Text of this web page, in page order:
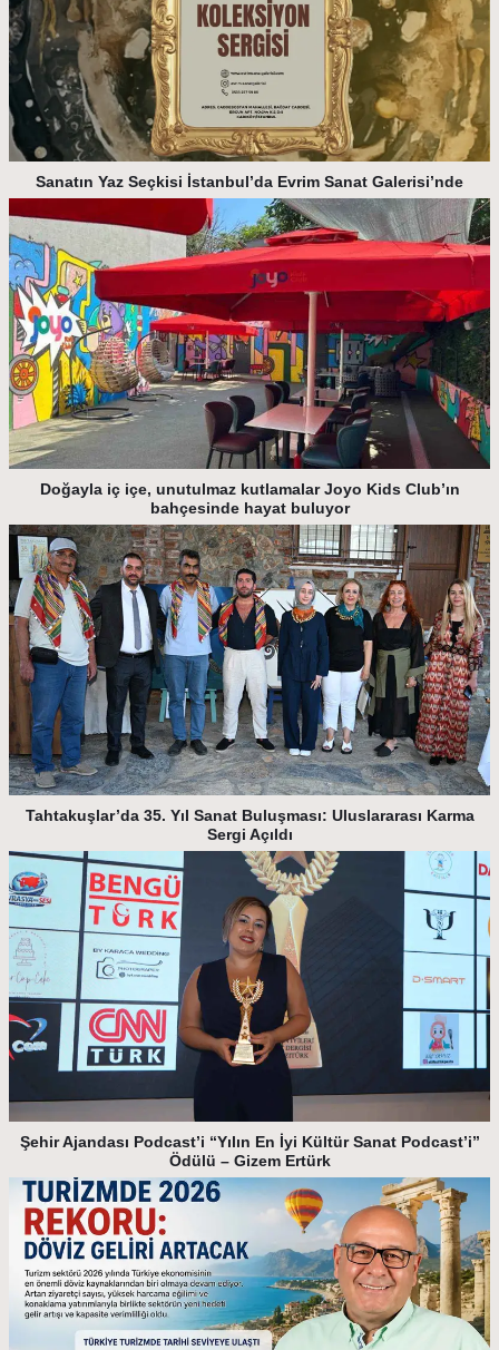
Sanatın Yaz Seçkisi İstanbul’da Evrim Sanat Galerisi’nde
Doğayla iç içe, unutulmaz kutlamalar Joyo Kids Club’ın
bahçesinde hayat buluyor
Tahtakuşlar’da 35. Yıl Sanat Buluşması: Uluslararası Karma
Sergi Açıldı
Şehir Ajandası Podcast’i “Yılın En İyi Kültür Sanat Podcast’i”
Ödülü – Gizem Ertürk